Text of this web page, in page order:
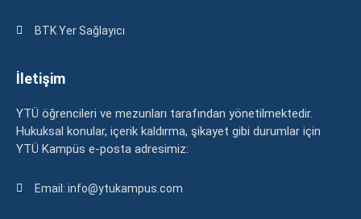
BTK Yer Sağlayıcı
İletişim
YTÜ öğrencileri ve mezunları tarafından yönetilmektedir.
Hukuksal konular, içerik kaldırma, şikayet gibi durumlar için
YTÜ Kampüs e-posta adresimiz:
Email: info@ytukampus.com